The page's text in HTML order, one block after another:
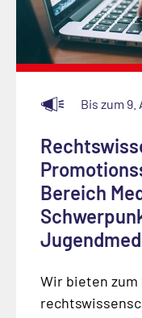
Bis zum
Bereich
Wir bieten zum